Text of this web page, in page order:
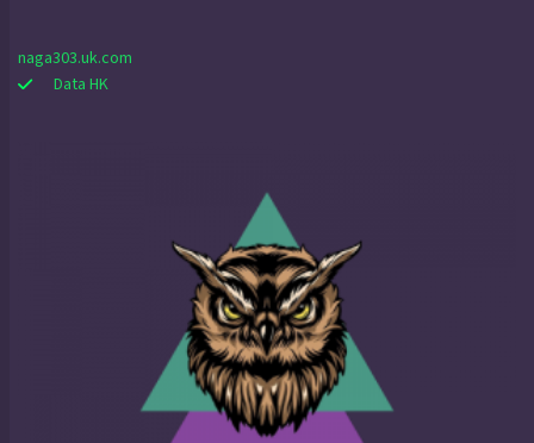
naga303.uk.com
Data HK